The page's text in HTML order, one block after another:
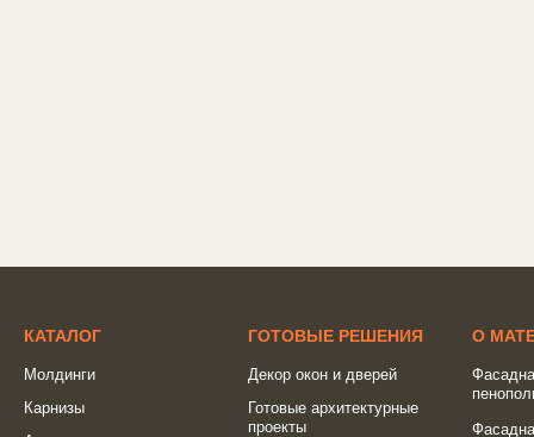
КАТАЛОГ
Молдинги
Карнизы
ГОТОВЫЕ РЕШЕНИЯ
Декор окон и дверей
Готовые архитектурные
проекты
О